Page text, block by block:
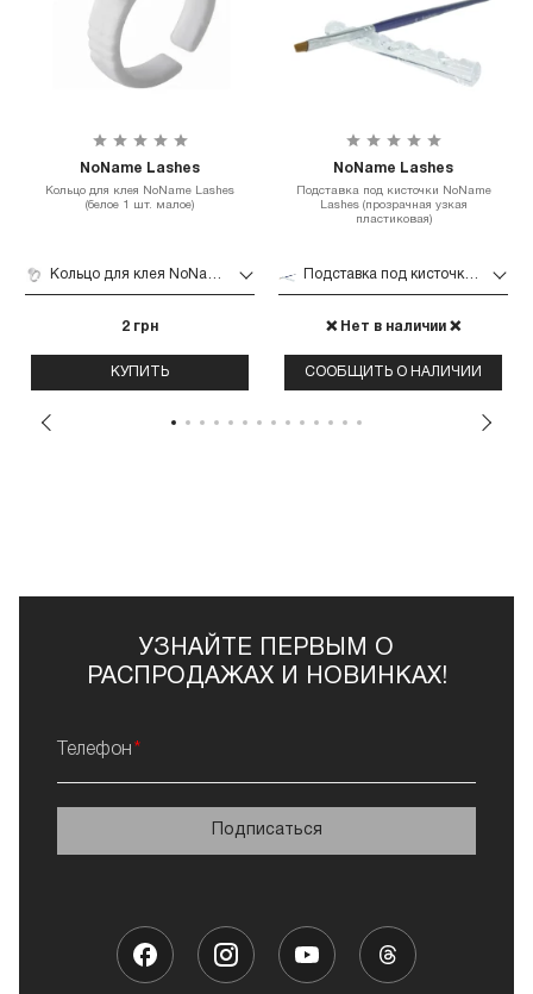
NoName Lashes
Кольцо для клея NoName Lashes
(белое 1 шт. малое)
2 грн
КУПИТЬ
NoName Lashes
Подставка под кисточки NoName
Lashes (прозрачная узкая
пластиковая)
❌ Нет в наличии ❌
СООБЩИТЬ О НАЛИЧИИ
УЗНАЙТЕ ПЕРВЫМ О
РАСПРОДАЖАХ И НОВИНКАХ!
Телефон
Подписаться